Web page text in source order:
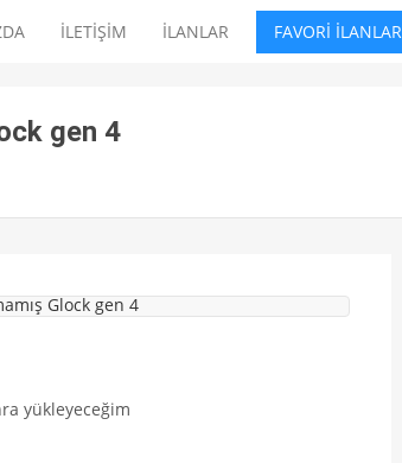
İLETİŞİM İLANLAR FAVORİ İLANLAR
gen 4
yükleyeceğim